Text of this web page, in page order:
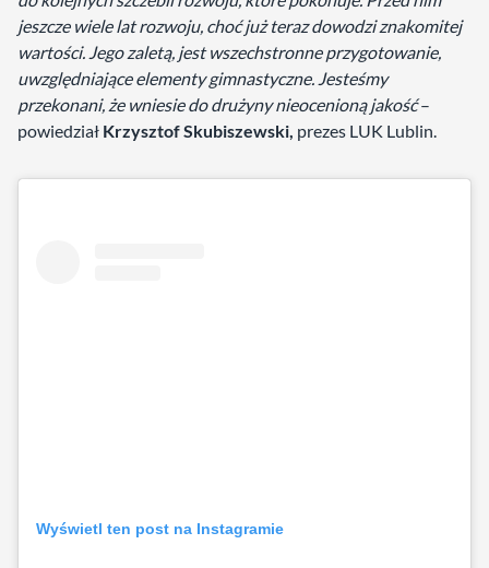
jeszcze wiele lat rozwoju, choć już teraz dowodzi znakomitej
wartości. Jego zaletą, jest wszechstronne przygotowanie,
uwzględniające elementy gimnastyczne. Jesteśmy
przekonani, że wniesie do drużyny nieocenioną jakość–
powiedział Krzysztof Skubiszewski, prezes LUK Lublin.
Wyświetl ten post na Instagramie